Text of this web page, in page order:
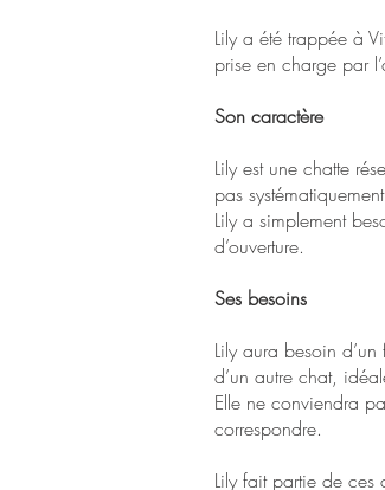
Lily a été trappée à
prise en charge par
Son caractère
Lily est une chatte
pas
Lily a simplement
d’ouverture.
Ses besoins
Lily aura besoin
d’un autre chat,
Elle ne conviendra
correspondre.
Lily fait partie de ces